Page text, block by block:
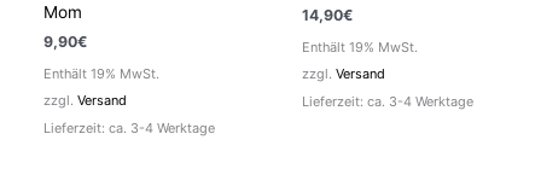
Mom
9,90€
Enthält 19% MwSt.
zzgl.Versand
Lieferzeit: ca. 3-4 Werktage
14,90€
Enthält 19% MwSt.
zzgl.Versand
Lieferzeit: ca. 3-4 Werktage